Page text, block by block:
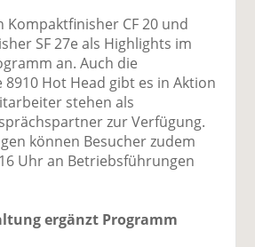
o
o
k
te
il
e
n
n
te
e
n
v
er
se
n
d
n
Kompaktfinisher CF 20 und
SF 27e als Highlights im
an. Auch die
8910 Hot Head gibt es in Aktion
stehen als
zur Verfügung.
können Besucher zudem
Uhr an Betriebsführungen
ergänzt Programm